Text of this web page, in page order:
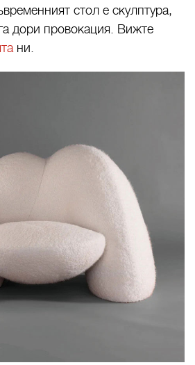
стол е скулптура,
дори провокация. Вижте
ни.